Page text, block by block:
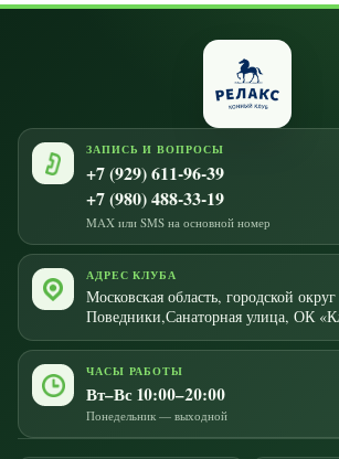
ЗАПИСЬ И ВОПРОСЫ
+7 (929) 611-96-39
+7 (980) 488-33-19
MAX или SMS на основной номер
АДРЕС КЛУБА
Московская область, городской
Поведники,Санаторная улица, ОК
ЧАСЫ РАБОТЫ
Вт–Вс 10:00–20:00
Понедельник — выходной